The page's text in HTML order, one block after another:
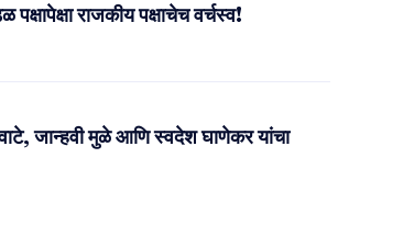
राजकीय पक्षाचेच वर्चस्व!
जान्हवी मुळे आणि स्वदेश घाणेकर यांचा